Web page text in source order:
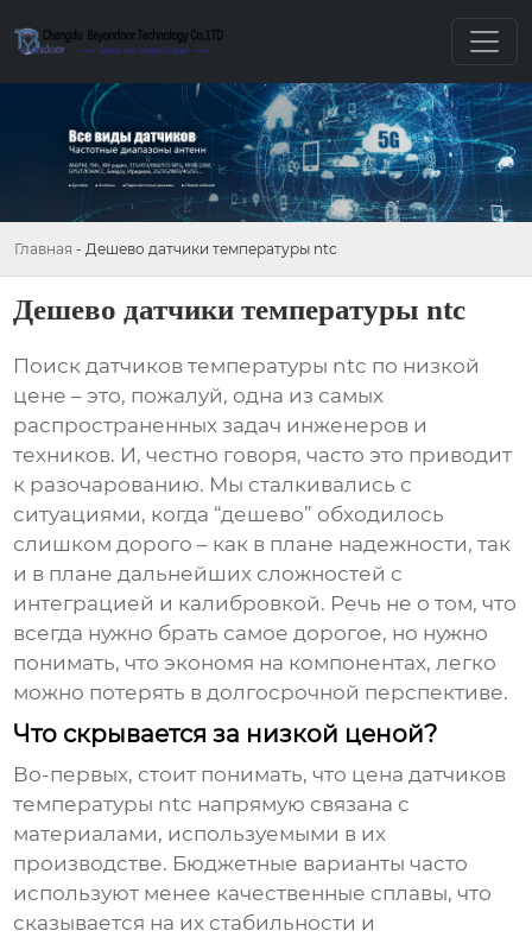
Главная - Дешево датчики температуры ntc
Дешево датчики температуры ntc
Поискдатчиков температуры ntc по низкой
цене – это, пожалуй, одна из самых
распространенных задач инженеров и
техников. И, честно говоря, часто это приводит
к разочарованию. Мы сталкивались с
ситуациями, когда “дешево” обходилось
слишком дорого – как в плане надежности, так
и в плане дальнейших сложностей с
интеграцией и калибровкой. Речь не о том, что
всегда нужно брать самое дорогое, но нужно
понимать, что экономя на компонентах, легко
можно потерять в долгосрочной перспективе.
Что скрывается за низкой ценой?
Во-первых, стоит понимать, что ценадатчиков
температуры ntc напрямую связана с
материалами, используемыми в их
производстве. Бюджетные варианты часто
используют менее качественные сплавы, что
сказывается на их стабильности и